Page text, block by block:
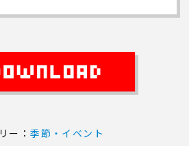
ー：季節・イベント